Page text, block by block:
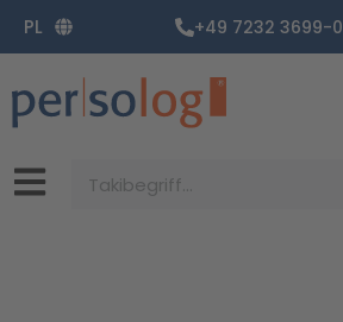
Inhalt
springen
PL +49 7232 3699-0